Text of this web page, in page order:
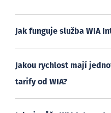
Jak funguje služba WIA
Jakou rychlost mají
tarify od WIA?